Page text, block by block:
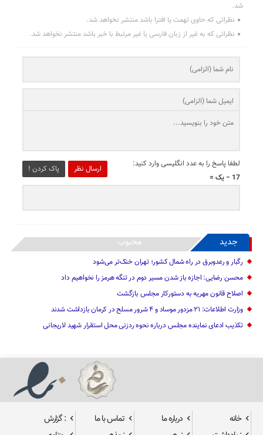
شد.
نظراتی که حاوی تهمت یا افترا باشد منتشر نخواهد شد.
نظراتی که به غیر از زبان فارسی یا غیر مرتبط با خبر باشد منتشر نخواهد شد.
ارسال نظر پاک کردن !
لطفا پاسخ را به عدد انگلیسی وارد کنید:
17 − یک =
جدید محبوب
رگبار و رعدوبرق در راه شمال کشور؛ تهران خنک‌تر می‌شود
محسن رضایی: اجازه باز شدن مسیر دوم در تنگه هرمز را نخواهیم داد
اصلاح قانون مهریه به دستورکار مجلس بازگشت
وزارت اطلاعات: ۲۱ مزدور موساد و ۴ شرور مسلح در کرمان بازداشت شدند
تکذیب ادعای نماینده مجلس درباره نحوه ردزنی محل استقرار شهید لاریجانی
خانه درباره ما تماس با ما
: گزارش